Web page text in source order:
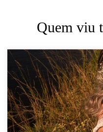
Quem viu